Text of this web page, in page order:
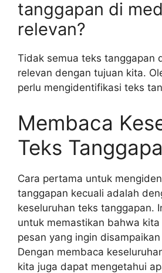
tanggapan di
relevan?
Tidak semua teks tanggapan
relevan dengan tujuan kita.
perlu mengidentifikasi teks
Membaca
Teks
Cara pertama untuk
tanggapan kecuali adalah
keseluruhan teks tanggapan.
untuk memastikan bahwa kita
pesan yang ingin disampaikan
Dengan membaca
kita juga dapat mengetahui